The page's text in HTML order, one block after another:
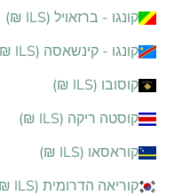
קונגו - ברזאויל (ILS ₪)
קונגו - קינשאסה (ILS ₪)
קוסובו (ILS ₪)
קוסטה ריקה (ILS ₪)
קוראסאו (ILS ₪)
קוריאה הדרומית (ILS ₪)